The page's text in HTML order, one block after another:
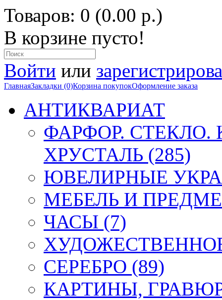
Товаров: 0 (0.00 р.)
В корзине пусто!
Войти или
ГлавнаяЗакладки (0)Корзина покупокОформление заказа
АНТИКВАРИАТ
ФАРФОР.
ХРУСТАЛЬ (285)
ЮВЕЛИРНЫЕ
МЕБЕЛЬ И
ЧАСЫ (7)
СЕРЕБРО (89)
КАРТИНЫ,